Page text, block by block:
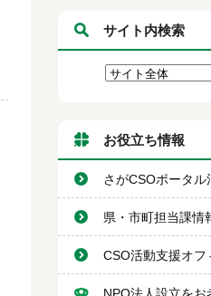
サイト内検索
お役立ち情報
さがCSOポータ
県・市町担当課情
CSO活動支援オフ